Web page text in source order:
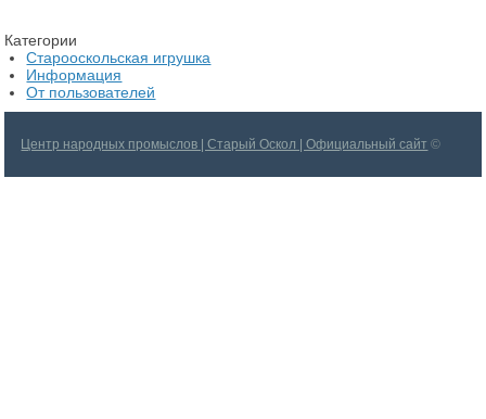
Категории
Старооскольская игрушка
Информация
От пользователей
Центр народных промыслов | Старый Оскол | Официальный сайт ©